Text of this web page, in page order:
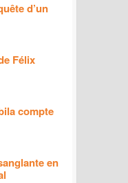
d’un
Félix
compte
en